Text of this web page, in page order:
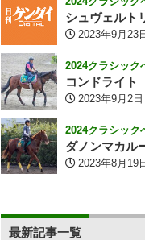
シュヴェルト
2023年9月23
コンドライ
2023年9月2
2024クラシック
ダノンマカル
2023年8月19
2024クラシック
最新記事一覧